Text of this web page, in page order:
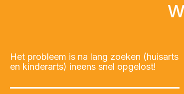
Het probleem is na lang zoeken (huisarts
en kinderarts) ineens snel opgelost!